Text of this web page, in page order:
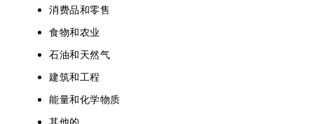
消费品和零售
食物和农业
石油和天然气
建筑和工程
能量和化学物质